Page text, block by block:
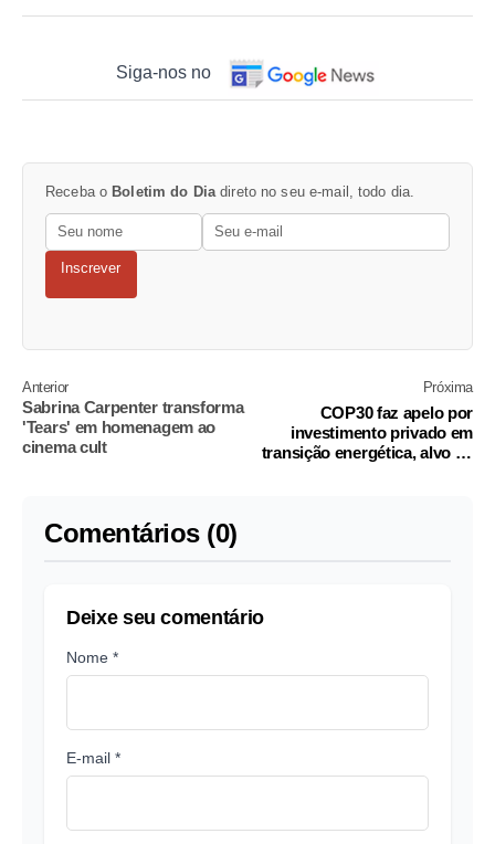
Siga-nos no
Receba o Boletim do Diadireto no seu e-mail, todo dia.
Inscrever
Anterior
Sabrina Carpenter transforma
'Tears' em homenagem ao
cinema cult
Próxima
COP30 faz apelo por
investimento privado em
transição energética, alvo de
Comentários (0)
Deixe seu comentário
Nome *
E-mail *